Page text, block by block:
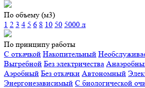
По объему (м3)
1 2 3 4 5 6 8 10 50 5000 л
По принципу работы
С откачкой Накопительный
Выгребной Без электричества
Аэробный Без откачки Автономный
Энергонезависимый С биологической